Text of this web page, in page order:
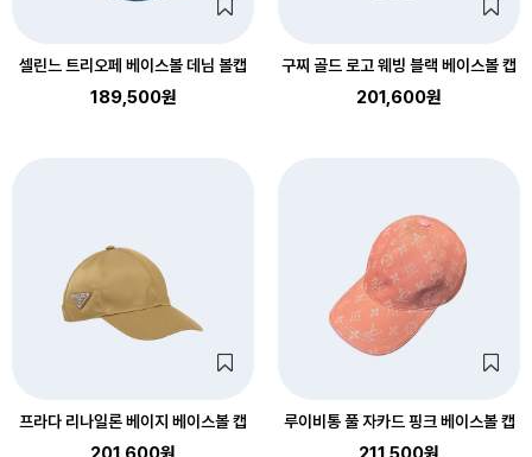
셀린느 트리오페 베이스볼 데님 볼캡
189,500원
구찌 골드 로고 웨빙 블랙 베이스볼 캡
201,600원
프라다 리나일론 베이지 베이스볼 캡 루이비통 풀 자카드 핑크 베이스볼 캡